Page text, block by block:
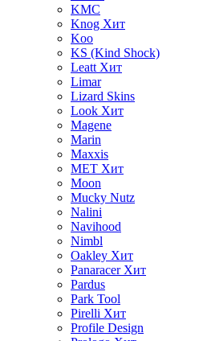
KMC
Knog Хит
Koo
KS (Kind Shock)
Leatt Хит
Limar
Lizard Skins
Look Хит
Magene
Marin
Maxxis
MET Хит
Moon
Mucky Nutz
Nalini
Navihood
Nimbl
Oakley Хит
Panaracer Хит
Pardus
Park Tool
Pirelli Хит
Profile Design